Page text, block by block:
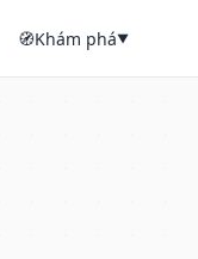
🧭Khám phá▼